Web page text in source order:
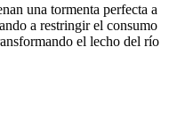
una tormenta perfecta a
a restringir el consumo
el lecho del río